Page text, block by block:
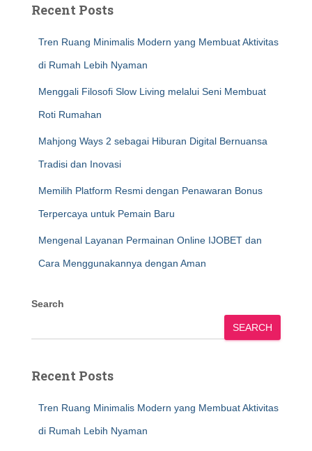
Recent Posts
Tren Ruang Minimalis Modern yang Membuat Aktivitas
di Rumah Lebih Nyaman
Menggali Filosofi Slow Living melalui Seni Membuat
Roti Rumahan
Mahjong Ways 2 sebagai Hiburan Digital Bernuansa
Tradisi dan Inovasi
Memilih Platform Resmi dengan Penawaran Bonus
Terpercaya untuk Pemain Baru
Mengenal Layanan Permainan Online IJOBET dan
Cara Menggunakannya dengan Aman
Search
SEARCH
Recent Posts
Tren Ruang Minimalis Modern yang Membuat Aktivitas
di Rumah Lebih Nyaman